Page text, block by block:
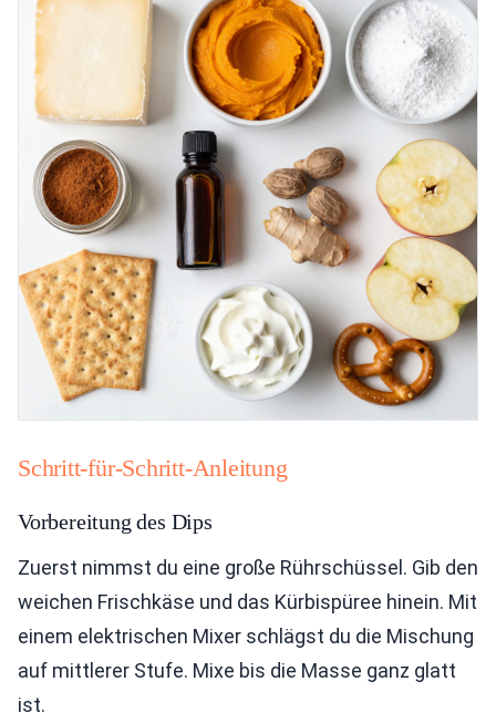
Schritt-für-Schritt-Anleitung
Vorbereitung des Dips
Zuerst nimmst du eine große Rührschüssel. Gib den
weichen Frischkäse und das Kürbispüree hinein. Mit
einem elektrischen Mixer schlägst du die Mischung
auf mittlerer Stufe. Mixe bis die Masse ganz glatt
ist.